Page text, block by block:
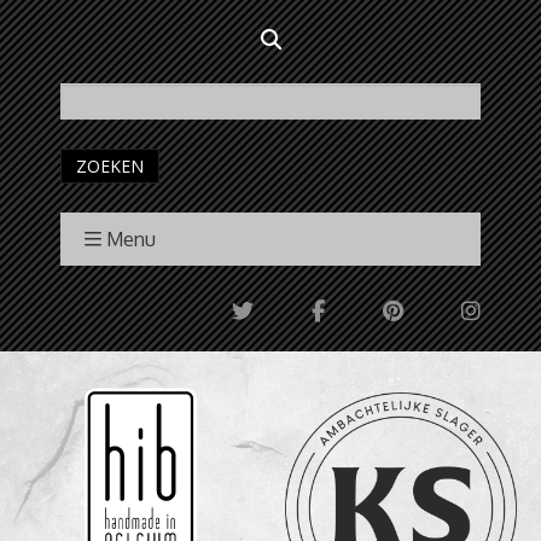
ZOEKEN
Menu